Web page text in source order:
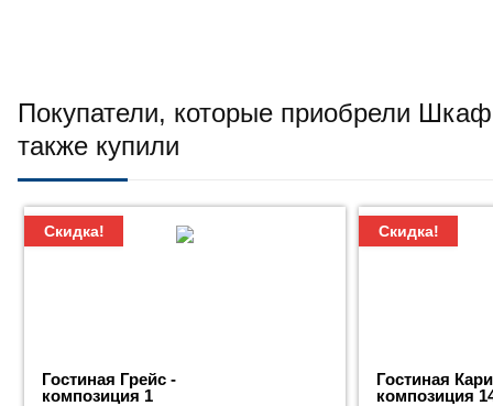
Покупатели, которые приобрели
также купили
Скидка!
Гостиная Грейс -
композиция 1
Скидка!
Гостиная
композиция